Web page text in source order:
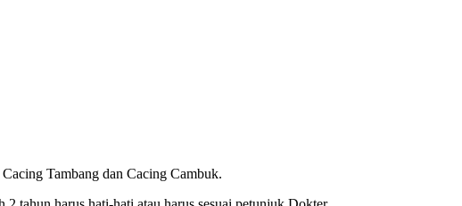
Tambang dan Cacing Cambuk.